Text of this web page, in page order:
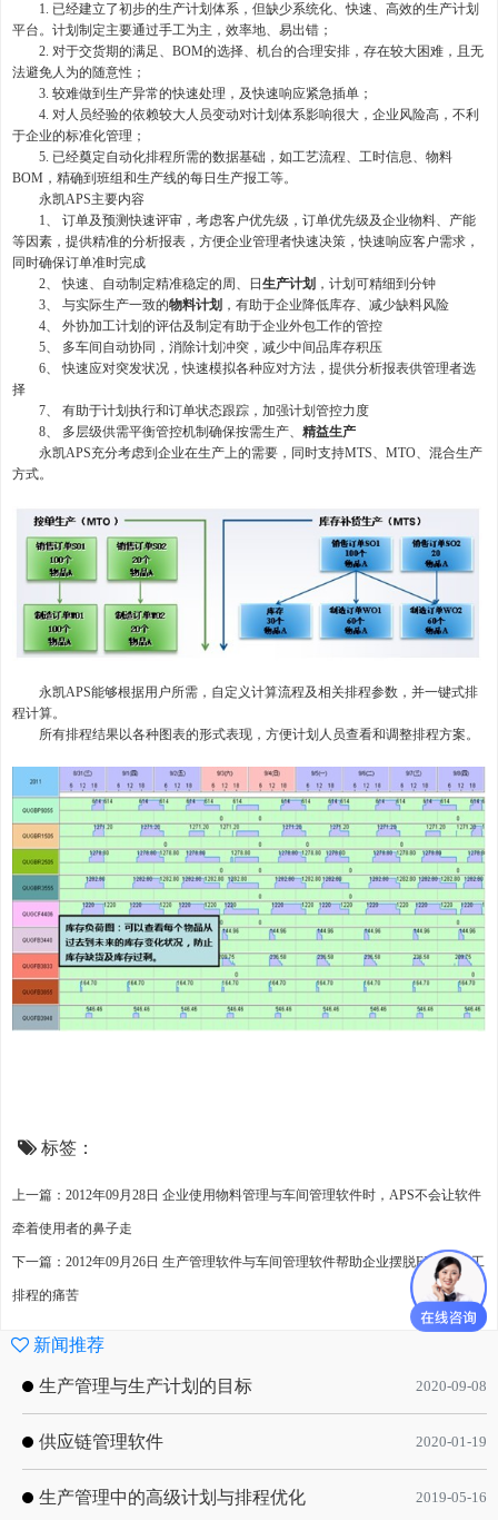
1. 已经建立了初步的生产计划体系，但缺少系统化、快速、高效的生产计划
平台。计划制定主要通过手工为主，效率地、易出错；
2. 对于交货期的满足、BOM的选择、机台的合理安排，存在较大困难，且无
法避免人为的随意性；
3. 较难做到生产异常的快速处理，及快速响应紧急插单；
4. 对人员经验的依赖较大人员变动对计划体系影响很大，企业风险高，不利
于企业的标准化管理；
5. 已经奠定自动化排程所需的数据基础，如工艺流程、工时信息、物料
BOM，精确到班组和生产线的每日生产报工等。
永凯APS主要内容
1、 订单及预测快速评审，考虑客户优先级，订单优先级及企业物料、产能
等因素，提供精准的分析报表，方便企业管理者快速决策，快速响应客户需求，
同时确保订单准时完成
2、 快速、自动制定精准稳定的周、日 生产计划 ，计划可精细到分钟
3、 与实际生产一致的物料计划 ，有助于企业降低库存、减少缺料风险
4、 外协加工计划的评估及制定有助于企业外包工作的管控
5、 多车间自动协同，消除计划冲突，减少中间品库存积压
6、 快速应对突发状况，快速模拟各种应对方法，提供分析报表供管理者选
择
7、 有助于计划执行和订单状态跟踪，加强计划管控力度
8、 多层级供需平衡管控机制确保按需生产、 精益生产
永凯APS充分考虑到企业在生产上的需要，同时支持MTS、MTO、混合生产
方式。
永凯APS能够根据用户所需，自定义计算流程及相关排程参数，并一键式排
程计算。
所有排程结果以各种图表的形式表现，方便计划人员查看和调整排程方案。
标签：
上一篇：2012年09月28日 企业使用物料管理与车间管理软件时，APS不会让软件
牵着使用者的鼻子走
下一篇：2012年09月26日 生产管理软件与车间管理软件帮助企业摆脱EXCEL手工
排程的痛苦
新闻推荐
生产管理与生产计划的目标 2020-09-08
供应链管理软件 2020-01-19
生产管理中的高级计划与排程优化 2019-05-16